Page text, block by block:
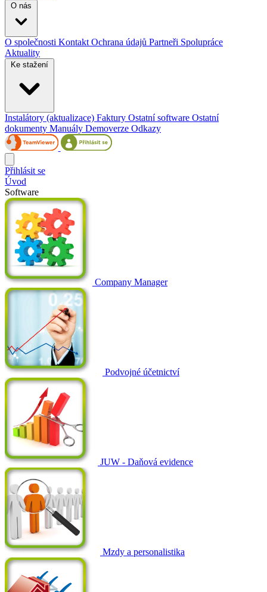
O nás
O společnosti Kontakt Ochrana údajů Partneři Spolupráce
Aktuality
Ke stažení
Instalátory (aktualizace) Faktury Ostatní software Ostatní
dokumenty Manuály Demoverze Odkazy
Přihlásit se
Úvod
Software
Company Manager
Podvojné účetnictví
JUW - Daňová evidence
Mzdy a personalistika